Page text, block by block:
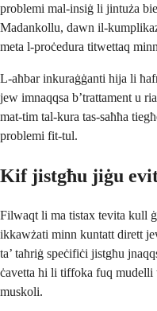
problemi mal-insiġ li jintuża
Madankollu, dawn il-
meta l-proċedura titwettaq
L-aħbar inkuraġġanti hija li
jew imnaqqsa b’trattament u
mat-tim tal-kura tas-saħħa
problemi fit-tul.
Kif jistgħu jiġu
Filwaqt li ma tistax tevita kull
ikkawżati minn kuntatt dirett
ta’ taħriġ speċifiċi jistgħu
ċavetta hi li tiffoka fuq mudelli
muskoli.